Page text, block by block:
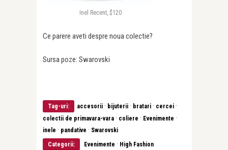
Inel Recent, $120
Ce parere aveti despre noua colectie?
Sursa poze: Swarovski
Tag-uri: accesorii · bijuterii · bratari · cercei ·
colectii de primavara-vara · coliere · Evenimente ·
inele · pandative · Swarovski
Categorii:
Evenimente · High Fashion